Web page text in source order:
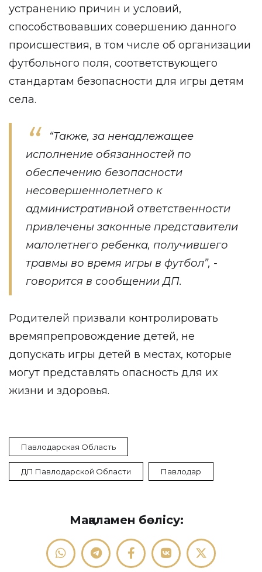
устранению причин и условий,
способствовавших совершению данного
происшествия, в том числе об организации
футбольного поля, соответствующего
стандартам безопасности для игры детям
села.
“Также, за ненадлежащее
исполнение обязанностей по
обеспечению безопасности
несовершеннолетнего к
административной ответственности
привлечены законные представители
малолетнего ребенка, получившего
травмы во время игры в футбол”, -
говорится в сообщении ДП.
Родителей призвали контролировать
времяпрепровождение детей, не
допускать игры детей в местах, которые
могут представлять опасность для их
жизни и здоровья.
Павлодарская Область
ДП Павлодарской Области Павлодар
Мақаламен бөлісу: